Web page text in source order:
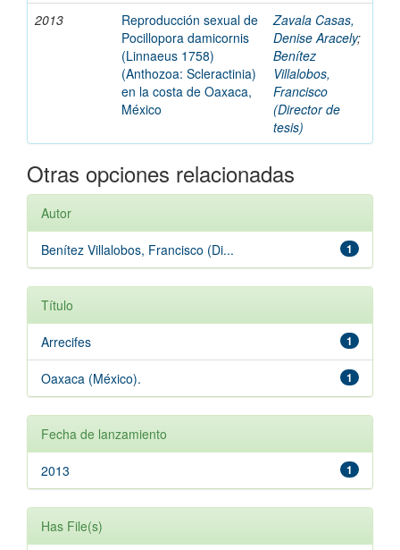
2013
Reproducción sexual de
Pocillopora damicornis
(Linnaeus 1758)
(Anthozoa: Scleractinia)
en la costa de Oaxaca,
México
Zavala Casas,
Denise Aracely;
Benítez
Villalobos,
Francisco
(Director de
tesis)
Otras opciones relacionadas
Autor
1
Benítez Villalobos, Francisco (Di...
Título
1
Arrecifes
1
Oaxaca (México).
Fecha de lanzamiento
1
2013
Has File(s)